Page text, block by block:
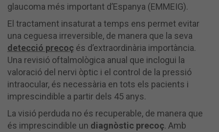
glaucoma més important d’Espanya (EMMEIG).
El tractament insaturat a temps ens permet evitar
una ceguesa irreversible, de manera que la seva
detecció precoç és d’extraordinària importància.
Una revisió oftalmològica anual que inclogui la
valoració del nervi òptic i el control de la pressió
intraocular, és necessària en tots els pacients i
imprescindible a partir dels 45 anys.
La visió perduda no és recuperable, de manera que
és imprescindible un diagnòstic precoç. Amb